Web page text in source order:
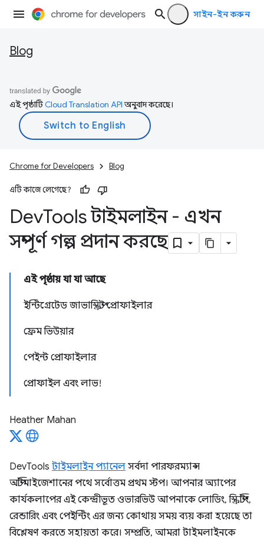
সাইন-ইন করুন
Blog
এই পৃষ্ঠাটিCloud Translation APIঅনুবাদ করেছে।
Chrome for Developers Blog
এটি কাজে লেগেছে?
DevTools টাইমলাইন - এখন
সম্পূর্ণ গল্প প্রদান করছে
এই পৃষ্ঠায় যা যা আছে
ইন্টিগ্রেটেড জাভাস্ক্রিপ্ট প্রোফাইলার
ফ্রেম ভিউয়ার
পেইন্ট প্রোফাইলার
প্রোফাইল এবং লাভ!
Heather Mahan
DevTools টাইমলাইন প্যানেল সর্বদা পারফরম্যান্স
অপ্টিমাইজেশানের পথে সর্বোত্তম প্রথম স্টপ। আপনার অ্যাপের
কার্যকলাপের এই কেন্দ্রীভূত ওভারভিউ আপনাকে লোডিং, স্ক্রিপ্টিং,
রেন্ডারিং এবং পেইন্টিং এর জন্য কোথায় সময় ব্যয় করা হয়েছে তা
বিশ্লেষণ করতে সহায়তা করে। সম্প্রতি, আমরা টাইমলাইনকে